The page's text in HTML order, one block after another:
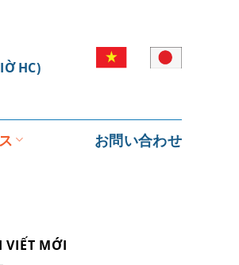
HC)
お問い合わせ
VIẾT MỚI